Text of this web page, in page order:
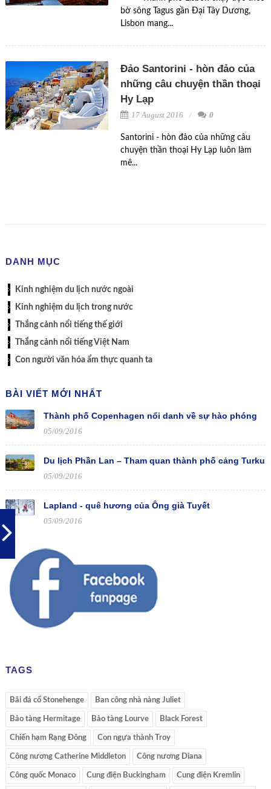
bờ sông Tagus gần Đại Tây Dương,
Lisbon mang...
Đảo Santorini - hòn đảo của
những câu chuyện thần thoại
Hy Lạp
17 August 2016 0
Santorini - hòn đảo của những câu
chuyện thần thoại Hy Lạp luôn làm
mê...
DANH MỤC
Kinh nghiệm du lịch nước ngoài
Kinh nghiệm du lịch trong nước
Thắng cảnh nổi tiếng thế giới
Thắng cảnh nổi tiếng Việt Nam
Con người văn hóa ẩm thực quanh ta
BÀI VIẾT MỚI NHẤT
Thành phố Copenhagen nổi danh về sự hào phóng
05/09/2016
Du lịch Phần Lan – Tham quan thành phố cảng Turku
05/09/2016
Lapland - quê hương của Ông già Tuyết
05/09/2016
TAGS
Bãi đá cổ Stonehenge Ban công nhà nàng Juliet
Bảo tàng Hermitage Bảo tàng Lourve Black Forest
Chiến hạm Rạng Đông Con ngựa thành Troy
Công nương Catherine Middleton Công nương Diana
Công quốc Monaco Cung điện Buckingham Cung điện Kremlin